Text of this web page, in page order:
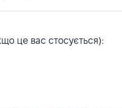
це вас стосується):